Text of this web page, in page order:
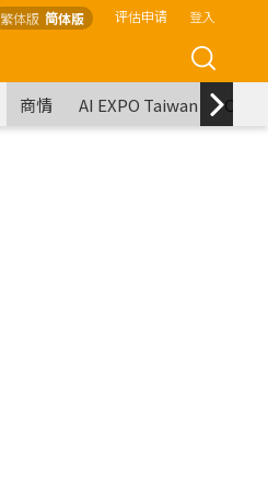
繁体版 简体版 评估申请 登入
商情 AI EXPO Taiwan